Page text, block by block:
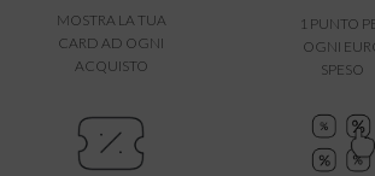
MOSTRA LA TUA
CARD AD OGNI
ACQUISTO
1 PUNTO
OGNI
SPESO